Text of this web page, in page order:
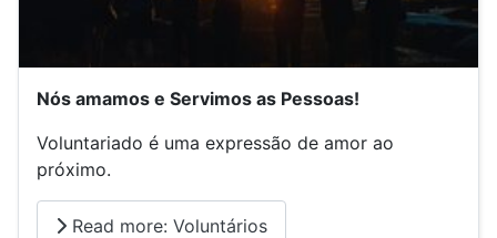
Nós amamos e Servimos as Pessoas!
Voluntariado é uma expressão de amor ao
próximo.
Read more: Voluntários